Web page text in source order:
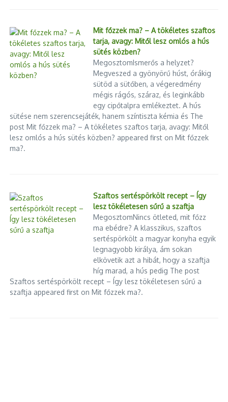
Mit főzzek ma? – A tökéletes szaftos
tarja, avagy: Mitől lesz omlós a hús
sütés közben?
MegosztomIsmerős a helyzet?
Megveszed a gyönyörű húst, órákig
sütöd a sütőben, a végeredmény
mégis rágós, száraz, és leginkább
egy cipőtalpra emlékeztet. A hús
sütése nem szerencsejáték, hanem színtiszta kémia és The
post Mit főzzek ma? – A tökéletes szaftos tarja, avagy: Mitől
lesz omlós a hús sütés közben? appeared first on Mit főzzek
ma?.
Szaftos sertéspörkölt recept – Így
lesz tökéletesen sűrű a szaftja
MegosztomNincs ötleted, mit főzz
ma ebédre? A klasszikus, szaftos
sertéspörkölt a magyar konyha egyik
legnagyobb királya, ám sokan
elkövetik azt a hibát, hogy a szaftja
híg marad, a hús pedig The post
Szaftos sertéspörkölt recept – Így lesz tökéletesen sűrű a
szaftja appeared first on Mit főzzek ma?.